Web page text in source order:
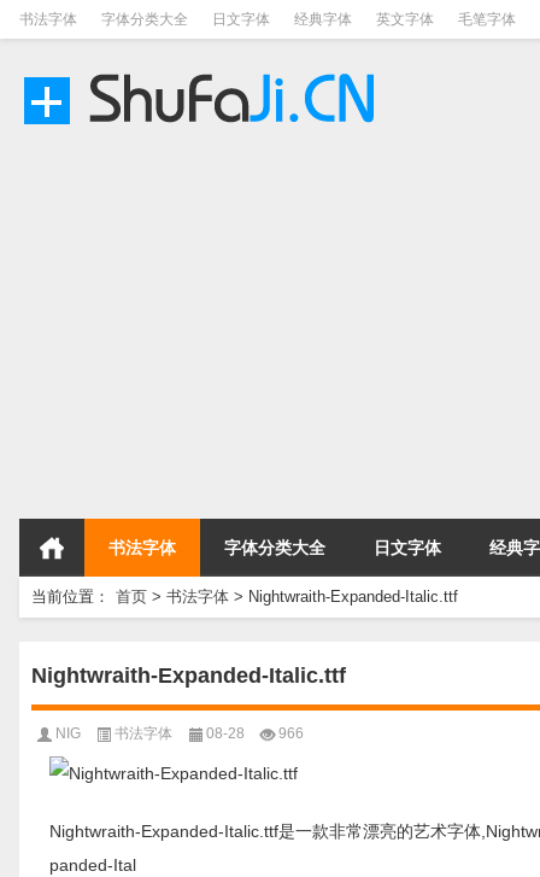
书法字体 字体分类大全 日文字体 经典字体 英文字体 毛笔字体
书法字体 字体分类大全 日文字体 经典
当前位置： 首页 > 书法字体 > Nightwraith-Expanded-Italic.ttf
Nightwraith-Expanded-Italic.ttf
NIG 书法字体 08-28 966
Nightwraith-Expanded-Italic.ttf是一款非常漂亮的艺术字体
panded-Ital